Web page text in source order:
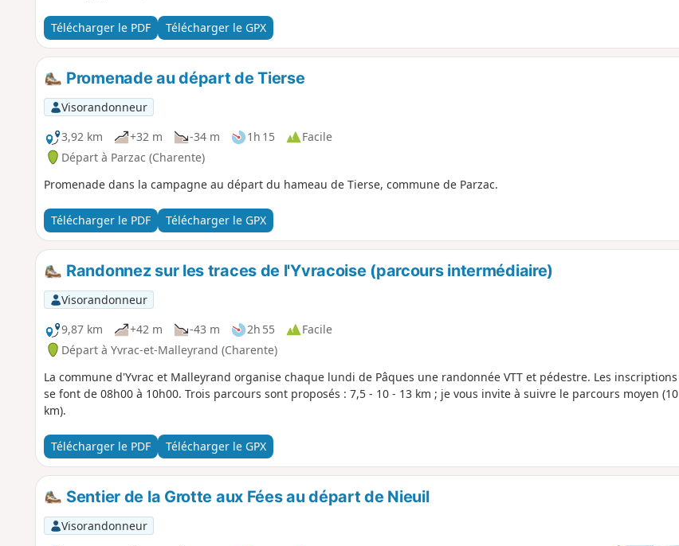
Télécharger le PDF Télécharger le GPX
Promenade au départ de Tierse
Visorandonneur
3,92 km
+32 m -34 m 1h 15
Facile
Départ à Parzac (Charente)
Promenade dans la campagne au départ du hameau de Tierse, commune de Parzac.
Télécharger le PDF Télécharger le GPX
Randonnez sur les traces de l'Yvracoise (parcours intermédiaire)
Visorandonneur
9,87 km
+42 m -43 m 2h 55
Facile
Départ à Yvrac-et-Malleyrand (Charente)
La commune d'Yvrac et Malleyrand organise chaque lundi de Pâques une randonnée VTT et pédestre. Les inscriptions
se font de 08h00 à 10h00. Trois parcours sont proposés : 7,5 - 10 - 13 km ; je vous invite à suivre le parcours moyen (10
km).
Télécharger le PDF Télécharger le GPX
Sentier de la Grotte aux Fées au départ de Nieuil
Visorandonneur